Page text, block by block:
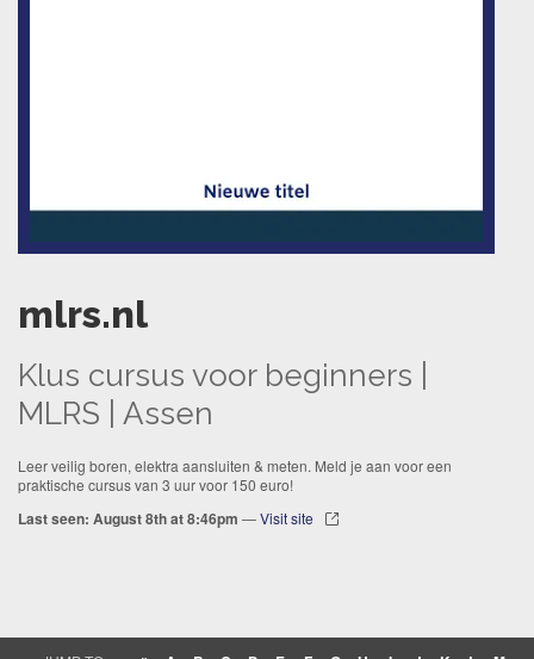
mlrs.nl
Klus cursus voor beginners |
MLRS | Assen
Leer veilig boren, elektra aansluiten & meten. Meld je aan voor een
praktische cursus van 3 uur voor 150 euro!
Last seen: August 8th at 8:46pm —Visit site